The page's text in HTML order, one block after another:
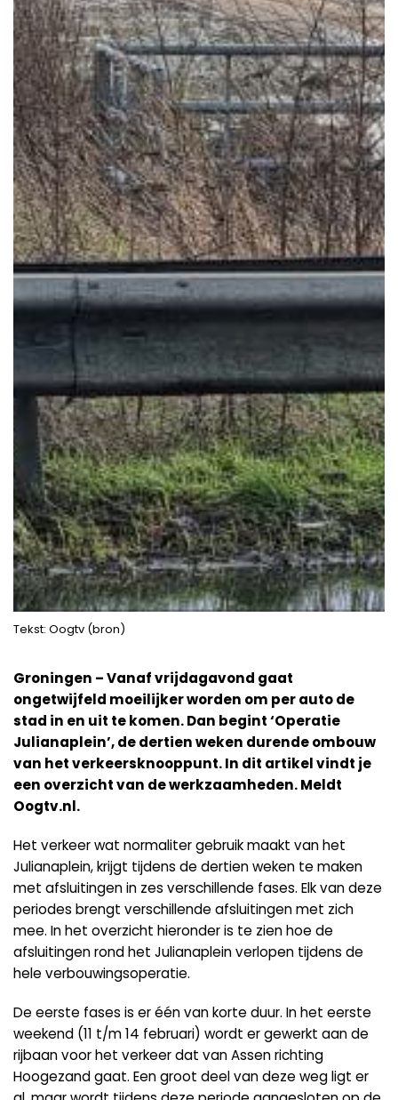
Tekst: Oogtv (bron)
Groningen – Vanaf vrijdagavond gaat
ongetwijfeld moeilijker worden om per auto de
stad in en uit te komen. Dan begint ‘Operatie
Julianaplein’, de dertien weken durende ombouw
van het verkeersknooppunt.In dit artikel vindt je
een overzicht van de werkzaamheden. Meldt
Oogtv.nl.
Het verkeer wat normaliter gebruik maakt van het
Julianaplein, krijgt tijdens de dertien weken te maken
met afsluitingen in zes verschillende fases. Elk van deze
periodes brengt verschillende afsluitingen met zich
mee. In het overzicht hieronder is te zien hoe de
afsluitingen rond het Julianaplein verlopen tijdens de
hele verbouwingsoperatie.
De eerste fases is er één van korte duur. In het eerste
weekend (11 t/m 14 februari) wordt er gewerkt aan de
rijbaan voor het verkeer dat van Assen richting
Hoogezand gaat. Een groot deel van deze weg ligt er